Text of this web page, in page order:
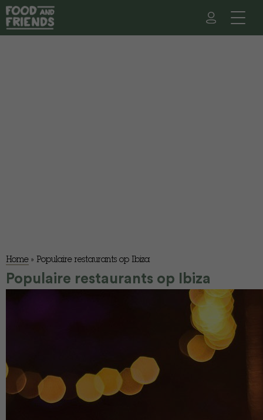
Home » Populaire restaurants op Ibiza
Populaire restaurants op Ibiza